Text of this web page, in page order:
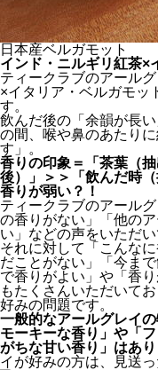
日本産ベルガモット
インド・ニルギリ紅茶×
ティークラブのアール
×イタリア・ベルガモッ
す。
飲んだ後の「余韻が長
の間、喉や鼻のあたり
す」。
香りの印象＝「茶葉（
後）」＞＞「飲んだ時（
香りが弱い？！
ティークラブのアール
の香りがない」「他の
い」などの声をいただ
それに対して「こんな
だことがない」「今ま
で香りがよい」や「香
もたくさんいただいてお
好みの問題です。
一般的なアールグレイ
モーキーな香り」や「
がちな甘い香り」はあり
イが好みの方は、見送